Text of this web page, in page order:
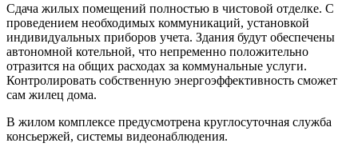
Сдача жилых помещений полностью в чистовой отделке. С
проведением необходимых коммуникаций, установкой
индивидуальных приборов учета. Здания будут обеспечены
автономной котельной, что непременно положительно
отразится на общих расходах за коммунальные услуги.
Контролировать собственную энергоэффективность сможет
сам жилец дома.
В жилом комплексе предусмотрена круглосуточная служба
консьержей, системы видеонаблюдения.